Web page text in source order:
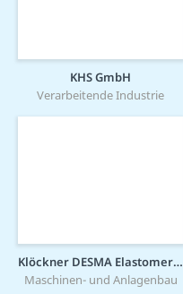
KHS GmbH
Verarbeitende Industrie
Klöckner DESMA Elastomertechnik GmbH
Maschinen- und Anlagenbau